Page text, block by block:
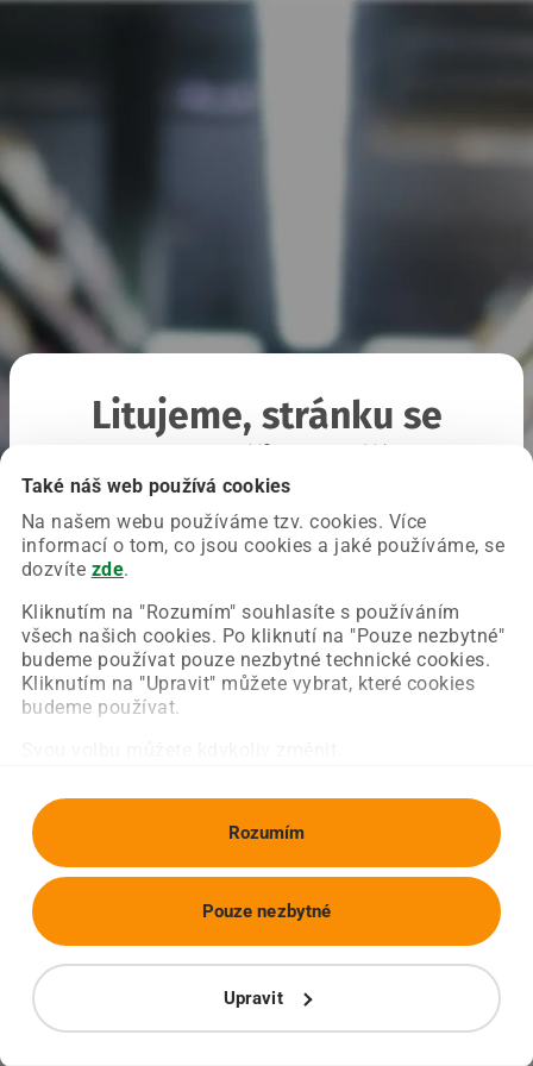
Také náš web používá cookies
Na našem webu používáme tzv. cookies. Více
informací o tom, co jsou cookies a jaké používáme, se
dozvíte zde.
Kliknutím na "Rozumím" souhlasíte s používáním
všech našich cookies. Po kliknutí na "Pouze nezbytné"
budeme používat pouze nezbytné technické cookies.
Kliknutím na "Upravit" můžete vybrat, které cookies
budeme používat.
Rozumím
Upravit
Pouze nezbytné
Litujeme, stránku se
Chyba nastala na naší straně a už ji opravujeme.
Zkuste prosím znovu načíst požadovanou stránku.
Obnovit stránku Úvodní strana